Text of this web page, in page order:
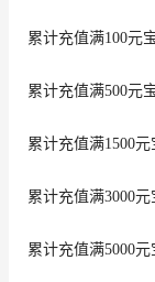
累计充值满100元
累计充值满500元
累计充值满1500元
累计充值满3000元
累计充值满5000元